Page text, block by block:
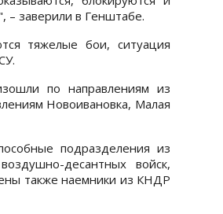
– заверили в Генштабе.
тяжелые бои, ситуация
по направлениям из
Новоивановка, Малая
подразделения из
десантных войск,
также наемники из КНДР